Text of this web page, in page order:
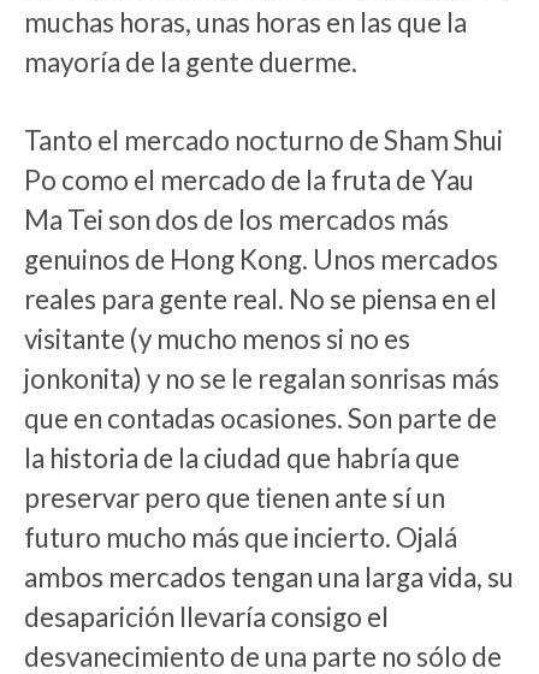
muchas horas, unas horas en las que la
mayoría de la gente duerme.
Tanto el mercado nocturno de Sham Shui
Po como el mercado de la fruta de Yau
Ma Tei son dos de los mercados más
genuinos de Hong Kong. Unos mercados
reales para gente real. No se piensa en el
visitante (y mucho menos si no es
jonkonita) y no se le regalan sonrisas más
que en contadas ocasiones. Son parte de
la historia de la ciudad que habría que
preservar pero que tienen ante sí un
futuro mucho más que incierto. Ojalá
ambos mercados tengan una larga vida, su
desaparición llevaría consigo el
desvanecimiento de una parte no sólo de